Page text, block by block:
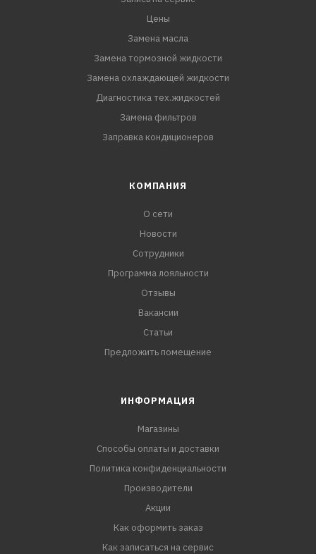
Цены
Замена масла
Замена тормозной жидкости
Замена охлаждающей жидкости
Диагностика тех.жидкостей
Замена фильтров
Заправка кондиционеров
КОМПАНИЯ
О сети
Новости
Сотрудники
Программа лояльности
Отзывы
Вакансии
Статьи
Предложить помещение
ИНФОРМАЦИЯ
Магазины
Способы оплаты и доставки
Политика конфиденциальности
Производители
Акции
Как оформить заказ
Как записаться на сервис